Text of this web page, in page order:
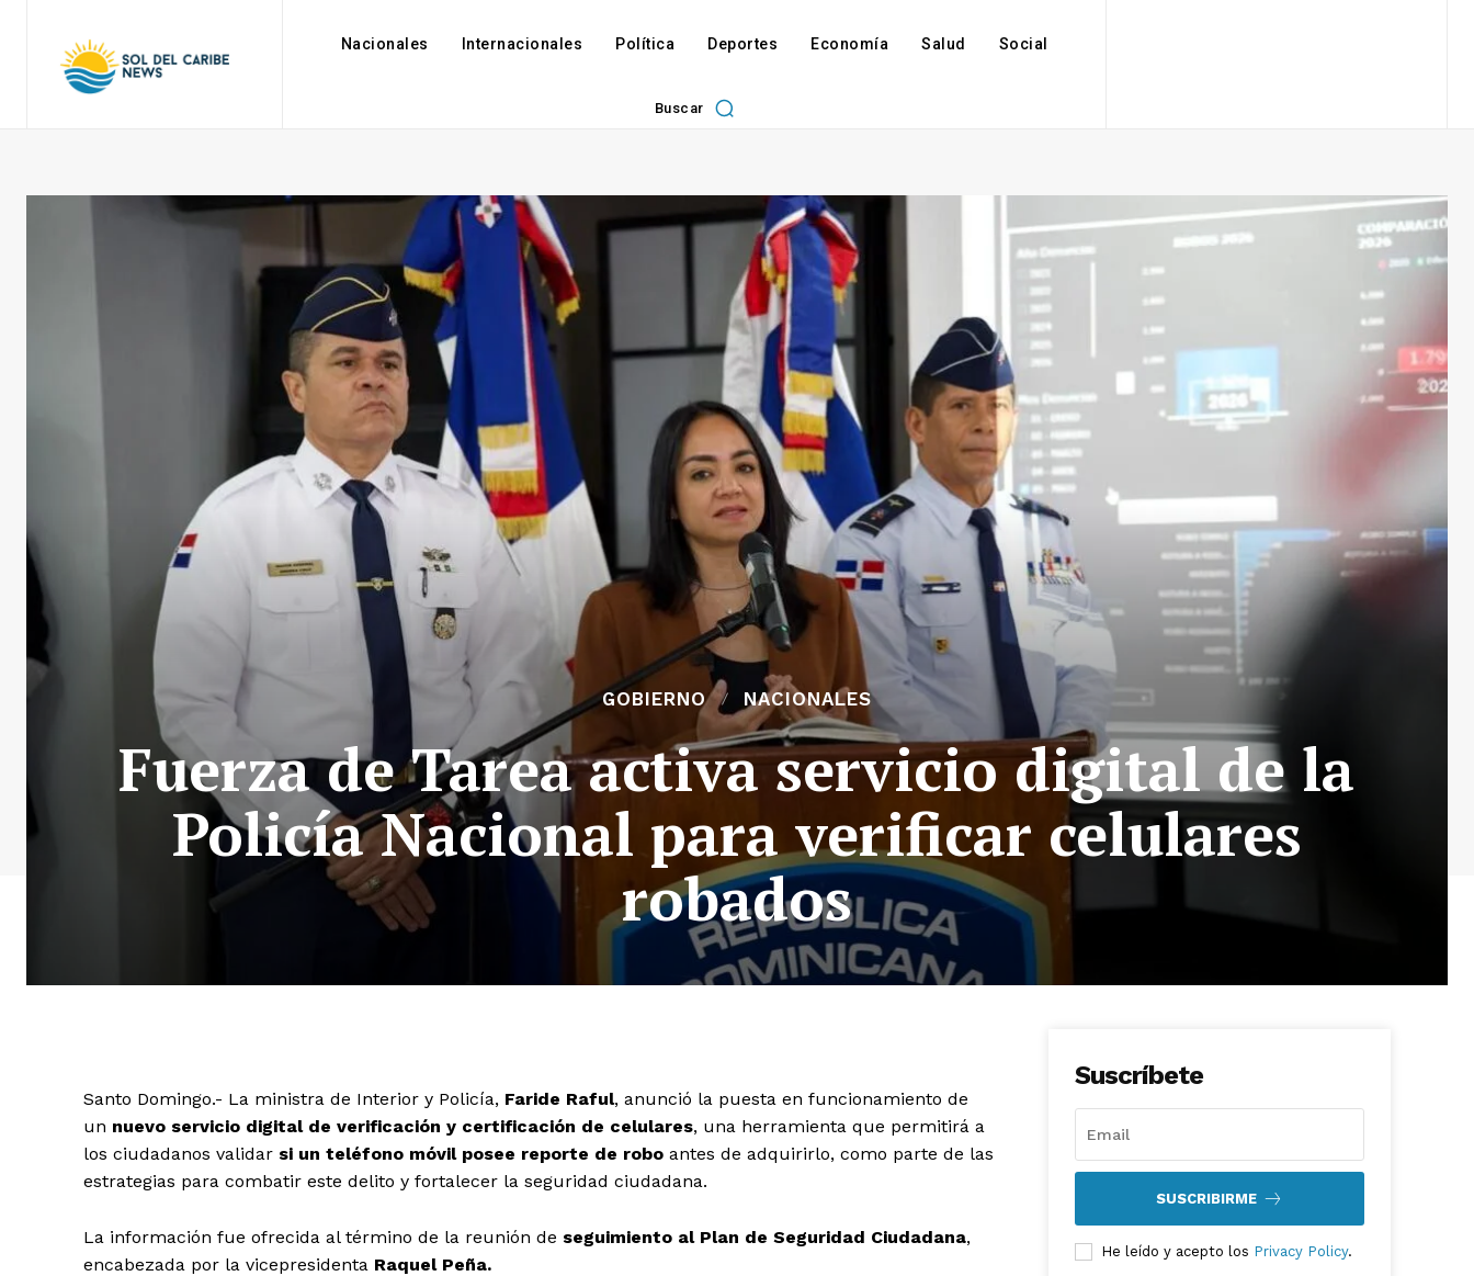
Nacionales Internacionales Política Deportes Economía Salud Social
Buscar
GOBIERNO NACIONALES
Fuerza de Tarea activa servicio digital de la
Policía Nacional para verificar celulares
robados
Santo Domingo.- La ministra de Interior y Policía, Faride Raful, anunció la puesta en funcionamiento de
un nuevo servicio digital de verificación y certificación de celulares, una herramienta que permitirá a
los ciudadanos validar si un teléfono móvil posee reporte de robo antes de adquirirlo, como parte de las
estrategias para combatir este delito y fortalecer la seguridad ciudadana.
La información fue ofrecida al término de la reunión de seguimiento al Plan de Seguridad Ciudadana,
encabezada por la vicepresidenta Raquel Peña.
Suscríbete
SUSCRIBIRME
He leído y acepto los Privacy Policy.